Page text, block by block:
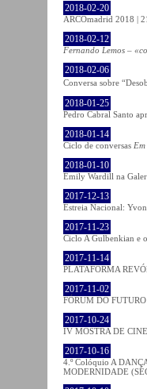
2018-02-20
ARCOmadrid 2018 |
2018-02-12
Fernando Lemos –
2018-02-06
Conversa sobre
2018-01-25
Pedro Cabral Santo
2018-01-14
Ciclo de conversas
2018-01-10
Emily Wardill na
2017-12-13
Estreia Nacional:
2017-11-23
Ciclo A Gulbenkian e
2017-11-14
PLATAFORMA
2017-11-02
FÓRUM DO
2017-10-24
IV MOSTRA DE
2017-10-16
4.º Colóquio A
MODERNIDADE